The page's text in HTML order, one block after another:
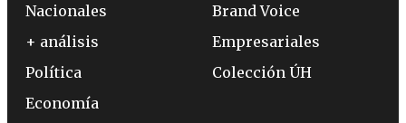
Nacionales
+ análisis
Política
Economía
Brand Voice
Empresariales
Colección ÚH